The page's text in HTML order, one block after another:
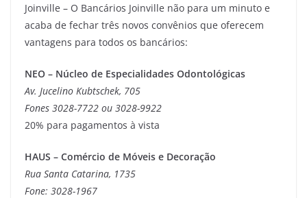
Joinville – O Bancários Joinville não para um minuto e
acaba de fechar três novos convênios que oferecem
vantagens para todos os bancários:
NEO – Núcleo de Especialidades Odontológicas
Av. Jucelino Kubtschek, 705
Fones 3028-7722 ou 3028-9922
20% para pagamentos à vista
HAUS – Comércio de Móveis e Decoração
Rua Santa Catarina, 1735
Fone: 3028-1967